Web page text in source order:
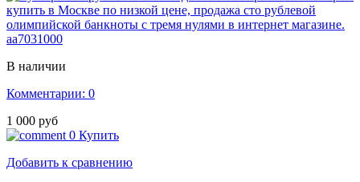
аа7031000
В наличии
Комментарии: 0
1 000 руб
0 Купить
Добавить к сравнению